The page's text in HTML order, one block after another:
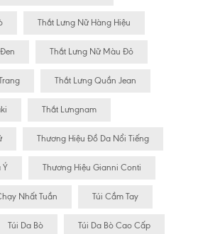
Thắt Lưng Nữ Hàng Hiệu
Thắt Lưng Nữ Màu Đỏ
Thắt Lưng Quần Jean
Thắt Lưngnam
Thương Hiệu Đồ Da Nổi Tiếng
Ý Thương Hiệu Gianni Conti
Nhất Tuần Túi Cầm Tay
Túi Da Bò Túi Da Bò Cao Cấp